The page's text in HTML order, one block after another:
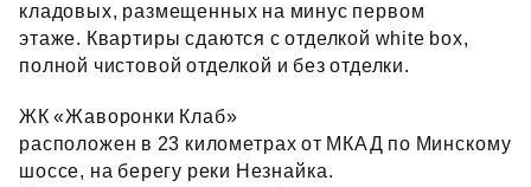
кладовых, размещенных на минус первом
этаже. Квартиры сдаются с отделкой white box,
полной чистовой отделкой и без отделки.
ЖК «Жаворонки Клаб»
расположен в 23 километрах от МКАД по Минскому
шоссе, на берегу реки Незнайка.